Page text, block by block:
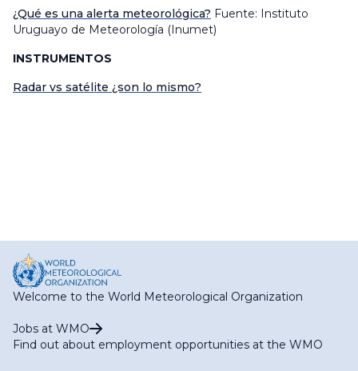
¿Qué es una alerta meteorológica? Fuente: Instituto
Uruguayo de Meteorología (Inumet)
INSTRUMENTOS
Radar vs satélite ¿son lo mismo?
Welcome to the World Meteorological Organization
Jobs at WMO
Find out about employment opportunities at the WMO